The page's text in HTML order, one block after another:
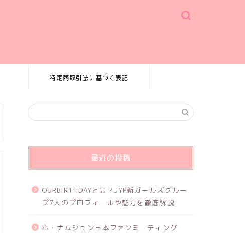
特定商取引法に基づく表記
最近の投稿
OURBIRTHDAYとは？JYP新ガールズグルー
プ7人のプロフィールや魅力を徹底解説
ホ・ナムジュン日本ファンミーティング